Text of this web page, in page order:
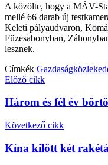
A közölte, hogy a MÁV-
mellé 66 darab új
Keleti pályaudvaron,
Füzesabonyban,
lesznek.
Címkék Gazdaság
Előző cikk
Három és fél év
Következő cikk
Kína kilőtt két